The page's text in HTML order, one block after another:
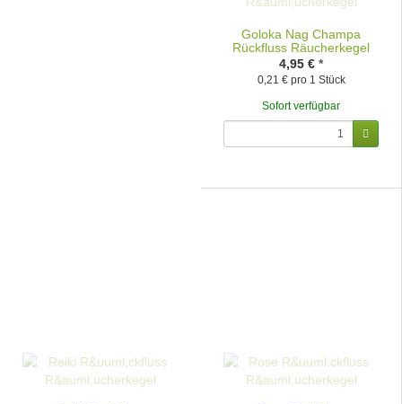
Goloka Nag Champa
Rückfluss Räucherkegel
4,95 € *
0,21 € pro 1 Stück
Sofort verfügbar